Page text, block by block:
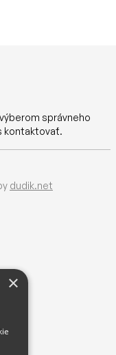
správneho
kontaktovať.
dudik.net
×